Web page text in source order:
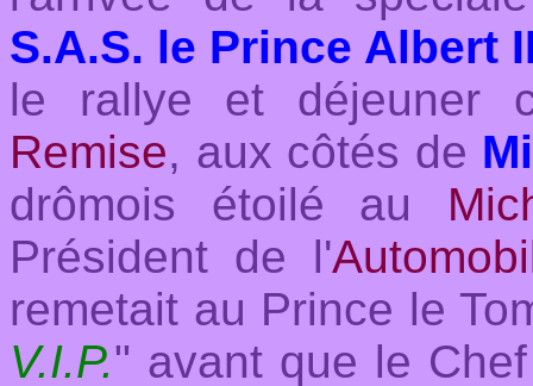
S.A.S. le Prince Albert
le rallye et déjeuner
Remise, aux côtés de
drômois étoilé au
Président de l'
remetait au Prince le
V.I.P." avant que le